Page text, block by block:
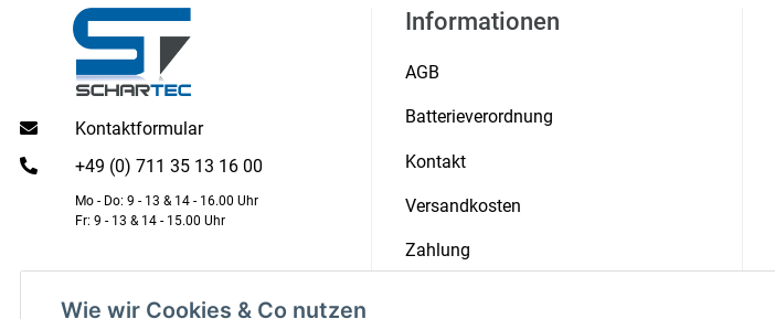
Wie wir Cookies & Co nutzen
Kontaktformular
+49 (0) 711 35 13 16 00
Mo - Do: 9 - 13 & 14 - 16.00 Uhr
Fr: 9 - 13 & 14 - 15.00 Uhr
Informationen
AGB
Batterieverordnung
Kontakt
Versandkosten
Zahlung